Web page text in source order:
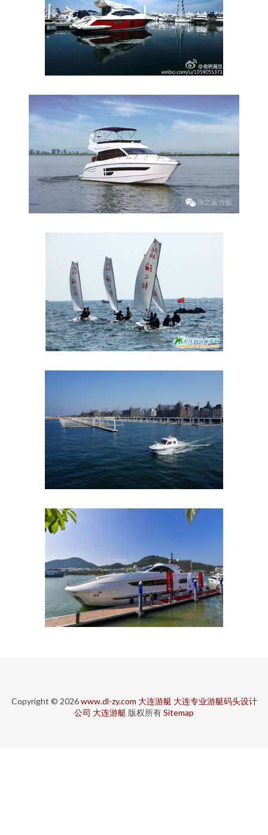
Copyright © 2026www.dl-zy.com 大连游艇 大连专业游艇码头设计
公司 大连游艇 版权所有Sitemap